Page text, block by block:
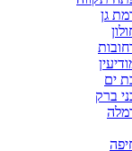
גן
ים
ברק